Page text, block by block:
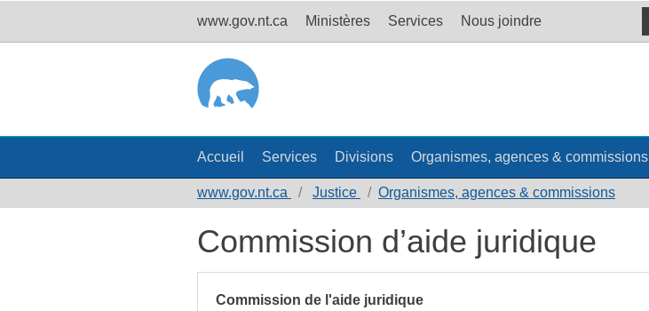
www.gov.nt.ca Ministères Services Nous joindre
Accueil Services Divisions Organismes, agences & commissions
www.gov.nt.ca Justice Organismes, agences & commissions
Commission d’aide juridique
Commission de l'aide juridique